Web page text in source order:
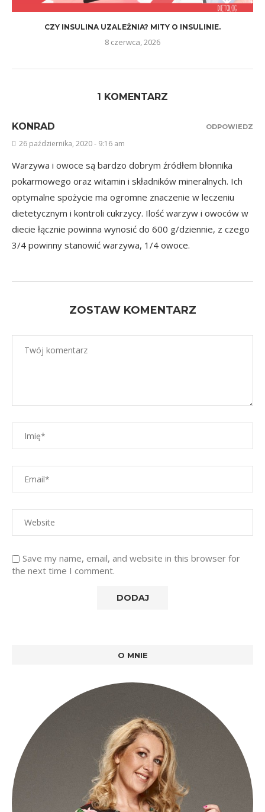
CZY INSULINA UZALEŻNIA? MITY O INSULINIE.
8 czerwca, 2026
1 KOMENTARZ
KONRAD
26 października, 2020 - 9:16 am
Warzywa i owoce są bardzo dobrym źródłem błonnika
pokarmowego oraz witamin i składników mineralnych. Ich
optymalne spożycie ma ogromne znaczenie w leczeniu
dietetycznym i kontroli cukrzycy. Ilość warzyw i owoców w
diecie łącznie powinna wynosić do 600 g/dziennie, z czego
3/4 powinny stanowić warzywa, 1/4 owoce.
ODPOWIEDZ
ZOSTAW KOMENTARZ
Save my name, email, and website in this browser for
the next time I comment.
O MNIE